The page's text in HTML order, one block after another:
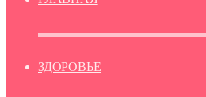
ЗДОРОВЬЕ